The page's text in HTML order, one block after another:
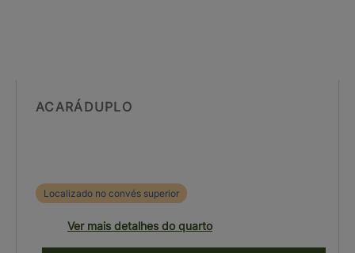
ACARÁDUPLO
Localizado no convés superior
Ver mais detalhes do quarto